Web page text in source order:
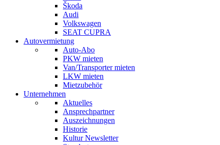
Škoda
Audi
Volkswagen
SEAT CUPRA
Autovermietung
Auto-Abo
PKW mieten
Van/Transporter mieten
LKW mieten
Mietzubehör
Unternehmen
Aktuelles
Ansprechpartner
Auszeichnungen
Historie
Kultur Newsletter